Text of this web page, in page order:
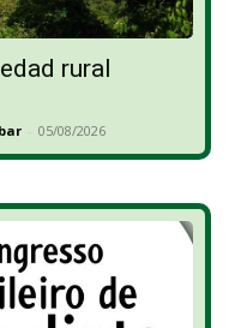
rural
- 05/08/2026